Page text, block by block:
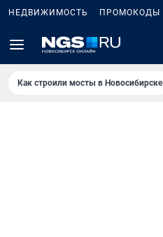
НЕДВИЖИМОСТЬ ПРОМОКОДЫ
Как строили мосты в Новосибирске